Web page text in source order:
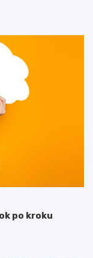
po kroku